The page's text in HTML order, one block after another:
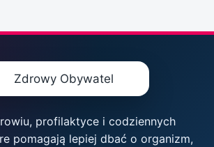
profilaktyce i codziennych
pomagają lepiej dbać o organizm,